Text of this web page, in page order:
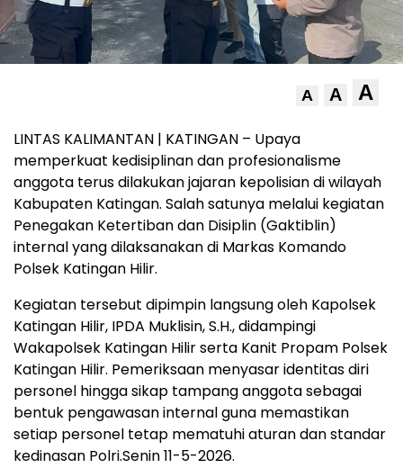
A A A
LINTAS KALIMANTAN | KATINGAN – Upaya
memperkuat kedisiplinan dan profesionalisme
anggota terus dilakukan jajaran kepolisian di wilayah
Kabupaten Katingan. Salah satunya melalui kegiatan
Penegakan Ketertiban dan Disiplin (Gaktiblin)
internal yang dilaksanakan di Markas Komando
Polsek Katingan Hilir.
Kegiatan tersebut dipimpin langsung oleh Kapolsek
Katingan Hilir, IPDA Muklisin, S.H., didampingi
Wakapolsek Katingan Hilir serta Kanit Propam Polsek
Katingan Hilir. Pemeriksaan menyasar identitas diri
personel hingga sikap tampang anggota sebagai
bentuk pengawasan internal guna memastikan
setiap personel tetap mematuhi aturan dan standar
kedinasan Polri.Senin 11-5-2026.